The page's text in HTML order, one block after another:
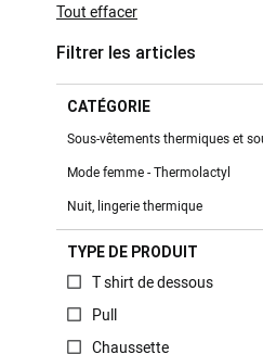
Tout effacer
Filtrer les articles
CATÉGORIE
Sous-vêtements thermiques et
Mode femme - Thermolactyl
Nuit, lingerie thermique
TYPE DE PRODUIT
T shirt de dessous
Pull
Chaussette